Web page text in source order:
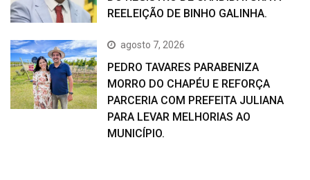
REELEIÇÃO DE BINHO GALINHA.
agosto 7, 2026
PEDRO TAVARES PARABENIZA
MORRO DO CHAPÉU E REFORÇA
PARCERIA COM PREFEITA JULIANA
PARA LEVAR MELHORIAS AO
MUNICÍPIO.